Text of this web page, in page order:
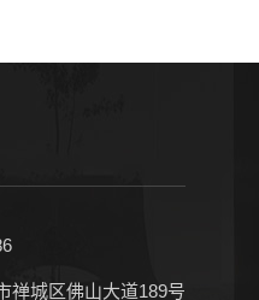
禅城区佛山大道189号